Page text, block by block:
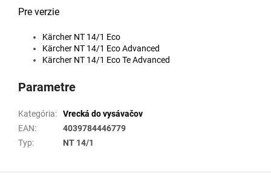
Pre verzie
Kärcher NT 14/1 Eco
Kärcher NT 14/1 Eco Advanced
Kärcher NT 14/1 Eco Te Advanced
Parametre
Kategória:
Vrecká do vysávačov
EAN:
4039784446779
Typ: NT 14/1